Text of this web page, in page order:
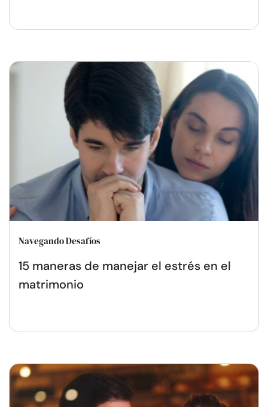
Navegando Desafíos
15 maneras de manejar el estrés en el
matrimonio